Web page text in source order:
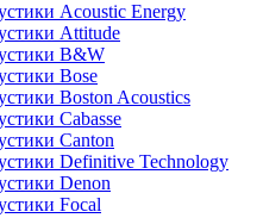
Acoustic Energy
Attitude
B&W
Bose
Boston Acoustics
Cabasse
Canton
Definitive Technology
Denon
Focal